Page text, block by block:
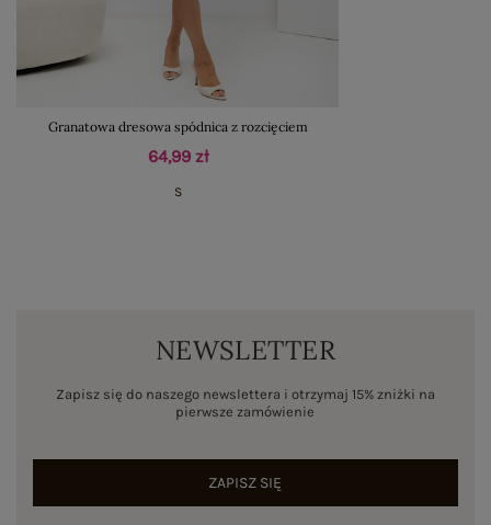
Granatowa dresowa spódnica z rozcięciem
64,99 zł
S
NEWSLETTER
Zapisz się do naszego newslettera i otrzymaj 15% zniżki na
pierwsze zamówienie
ZAPISZ SIĘ